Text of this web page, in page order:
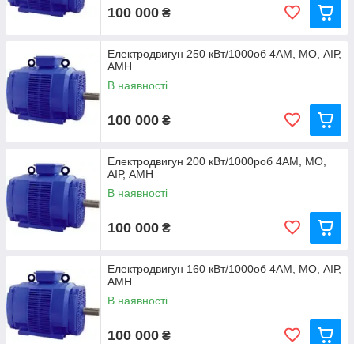
100 000 ₴
Електродвигун 250 кВт/1000об 4АМ, МО, АІР,
АМН
В наявності
100 000 ₴
Електродвигун 200 кВт/1000роб 4АМ, МО,
АІР, АМН
В наявності
100 000 ₴
Електродвигун 160 кВт/1000об 4АМ, МО, АІР,
АМН
В наявності
100 000 ₴